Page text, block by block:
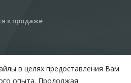
к продаже
в целях предоставления Вам
опыта. Продолжая